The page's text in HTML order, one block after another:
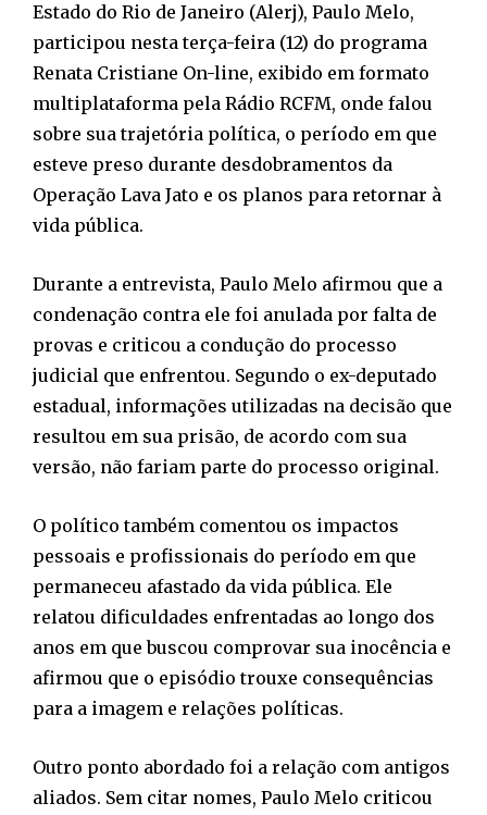
Estado do Rio de Janeiro (Alerj), Paulo Melo,
participou nesta terça-feira (12) do programa
Renata Cristiane On-line, exibido em formato
multiplataforma pela Rádio RCFM, onde falou
sobre sua trajetória política, o período em que
esteve preso durante desdobramentos da
Operação Lava Jato e os planos para retornar à
vida pública.
Durante a entrevista, Paulo Melo afirmou que a
condenação contra ele foi anulada por falta de
provas e criticou a condução do processo
judicial que enfrentou. Segundo o ex-deputado
estadual, informações utilizadas na decisão que
resultou em sua prisão, de acordo com sua
versão, não fariam parte do processo original.
O político também comentou os impactos
pessoais e profissionais do período em que
permaneceu afastado da vida pública. Ele
relatou dificuldades enfrentadas ao longo dos
anos em que buscou comprovar sua inocência e
afirmou que o episódio trouxe consequências
para a imagem e relações políticas.
Outro ponto abordado foi a relação com antigos
aliados. Sem citar nomes, Paulo Melo criticou